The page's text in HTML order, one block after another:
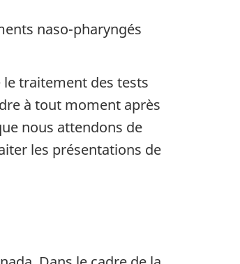
naso-pharyngés
traitement des tests
à tout moment après
nous attendons de
les présentations de